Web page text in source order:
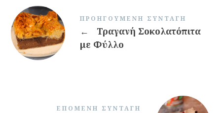
ΠΡΟΗΓΟΎΜΕΝΗ ΣΥΝΤΑΓΉ
←
Τραγανή Σοκολατόπιτα
με Φύλλο
ΕΠΌΜΕΝΗ ΣΥΝΤΑΓΉ